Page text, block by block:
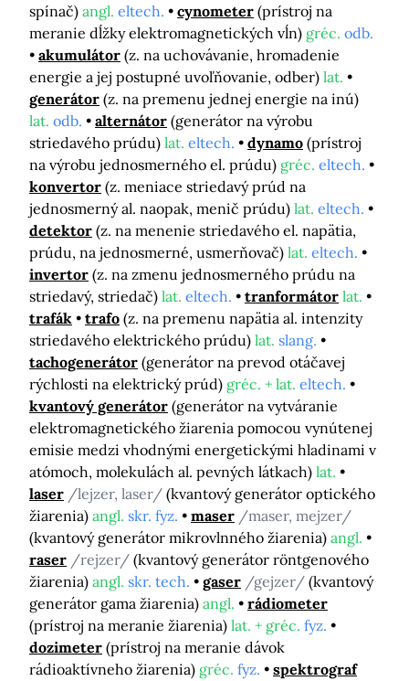
spínač) angl. eltech. cynometer (prístroj na
meranie dĺžky elektromagnetických vĺn) gréc. odb.
akumulátor (z. na uchovávanie, hromadenie
energie a jej postupné uvoľňovanie, odber) lat.
generátor (z. na premenu jednej energie na inú)
lat. odb. alternátor (generátor na výrobu
striedavého prúdu) lat. eltech. dynamo (prístroj
na výrobu jednosmerného el. prúdu) gréc. eltech.
konvertor (z. meniace striedavý prúd na
jednosmerný al. naopak, menič prúdu) lat. eltech.
detektor (z. na menenie striedavého el. napätia,
prúdu, na jednosmerné, usmerňovač) lat. eltech.
invertor (z. na zmenu jednosmerného prúdu na
striedavý, striedač) lat. eltech. tranformátor lat.
trafák
trafo (z. na premenu napätia al. intenzity
striedavého elektrického prúdu) lat. slang.
tachogenerátor (generátor na prevod otáčavej
rýchlosti na elektrický prúd) gréc. + lat. eltech.
kvantový generátor (generátor na vytváranie
elektromagnetického žiarenia pomocou vynútenej
emisie medzi vhodnými energetickými hladinami v
atómoch, molekulách al. pevných látkach) lat.
laser /lejzer, laser/ (kvantový generátor optického
žiarenia) angl. skr. fyz. maser /maser, mejzer/
(kvantový generátor mikrovlnného žiarenia) angl.
raser /rejzer/ (kvantový generátor röntgenového
žiarenia) angl. skr. tech. gaser /gejzer/ (kvantový
generátor gama žiarenia) angl.
rádiometer
(prístroj na meranie žiarenia) lat. + gréc. fyz.
dozimeter (prístroj na meranie dávok
rádioaktívneho žiarenia) gréc. fyz.
spektrograf